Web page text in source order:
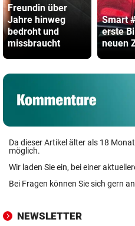
Freundin über
Jahre hinweg
bedroht und
missbraucht
Smart
erste
neuen
Da dieser Artikel älter als 18
möglich.
Wir laden Sie ein, bei einer
Bei Fragen können Sie sich gern
NEWSLETTER